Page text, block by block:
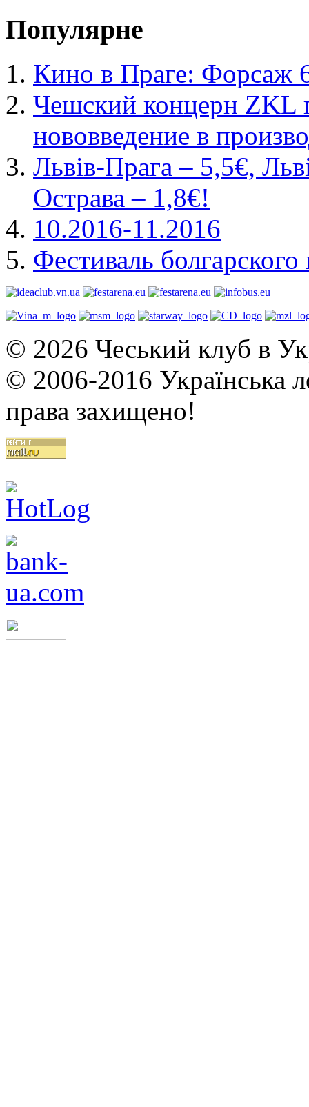
Популярне
Кино в Праге: Форсаж
Чешский концерн ZKL
нововведение в
Львів-Прага – 5,5€,
Острава – 1,8€!
10.2016-11.2016
Фестиваль
© 2026 Чеський клуб в
© 2006-2016 Українська
права захищено!